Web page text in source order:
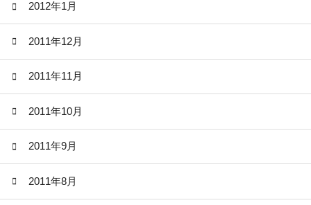
2012年1月
2011年12月
2011年11月
2011年10月
2011年9月
2011年8月